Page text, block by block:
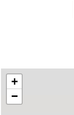
+
−